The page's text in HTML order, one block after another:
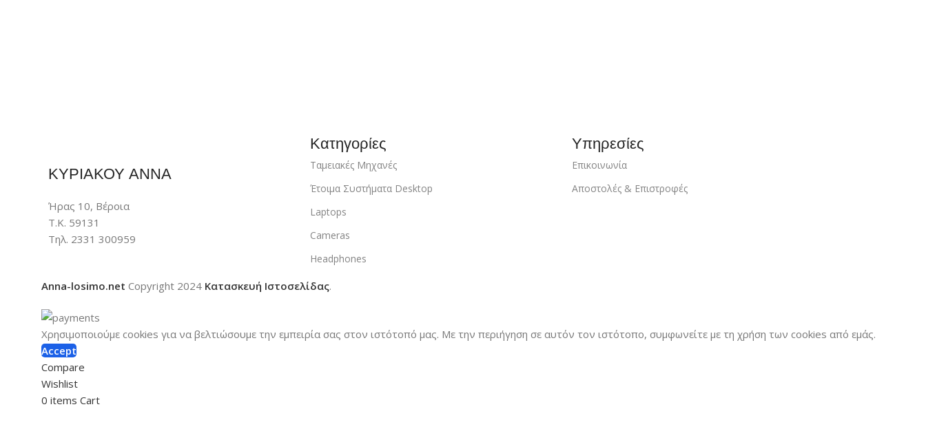
ΚΥΡΙΑΚΟΥ ΑΝΝΑ
Ήρας 10, Βέροια
Τ.Κ. 59131
Τηλ. 2331 300959
Κατηγορίες
Ταμειακές Μηχανές
Έτοιμα Συστήματα Desktop
Laptops
Cameras
Headphones
Υπηρεσίες
Επικοινωνία
Αποστολές & Επιστροφές
Anna-losimo.net Copyright 2024 Κατασκευή Ιστοσελίδας.
Χρησιμοποιούμε cookies για να βελτιώσουμε την εμπειρία σας στον ιστότοπό μας. Με την περιήγηση σε αυτόν τον ιστότοπο, συμφωνείτε με τη χρήση των cookies από εμάς.
Accept
Compare
Wishlist
0 items Cart